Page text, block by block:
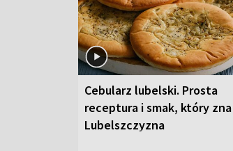
Cebularz lubelski. Prosta
receptura i smak, który zna
Lubelszczyzna